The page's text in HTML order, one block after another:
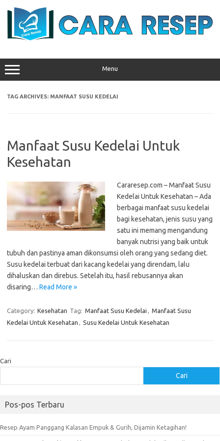
Menu
TAG ARCHIVES: MANFAAT SUSU KEDELAI
Manfaat Susu Kedelai Untuk
Kesehatan
Cararesep.com – Manfaat Susu
Kedelai Untuk Kesehatan – Ada
berbagai manfaat susu kedelai
bagi kesehatan, jenis susu yang
satu ini memang mengandung
banyak nutrisi yang baik untuk
tubuh dan pastinya aman dikonsumsi oleh orang yang sedang diet.
Susu kedelai terbuat dari kacang kedelai yang direndam, lalu
dihaluskan dan direbus. Setelah itu, hasil rebusannya akan
disaring… Read More »
Category: Kesehatan Tag: Manfaat Susu Kedelai , Manfaat Susu
Kedelai Untuk Kesehatan , Susu Kedelai Untuk Kesehatan
Cari
Cari
Pos-pos Terbaru
Resep Ayam Panggang Kalasan Empuk & Gurih, Dijamin Ketagihan!